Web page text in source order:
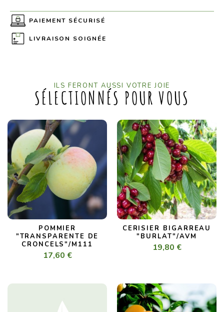
PAIEMENT SÉCURISÉ
LIVRAISON SOIGNÉE
ILS FERONT AUSSI VOTRE JOIE
SÉLECTIONNÉS POUR VOUS
POMMIER
"TRANSPARENTE DE
CRONCELS"/M111
17,60 €
CERISIER BIGARREAU
"BURLAT"/AVM
19,80 €